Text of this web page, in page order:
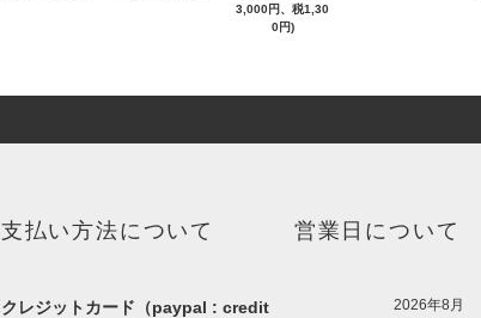
3,000円、税1,30
0円)
支払い方法について
クレジットカード（paypal : credit
営業日について
2026年8月